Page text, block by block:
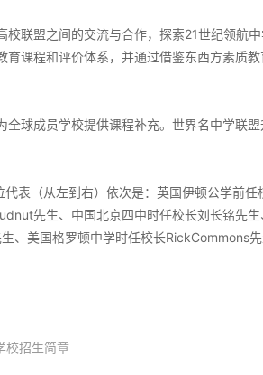
联盟之间的交流与合作，探索21世纪领航
课程和评价体系，并通过借鉴东西方素质
球成员学校提供课程补充。世界名中学联
表（从左到右）依次是：英国伊顿公学前
先生、中国北京四中时任校长刘长铭先
、美国格罗顿中学时任校长RickCommons
校招生简章